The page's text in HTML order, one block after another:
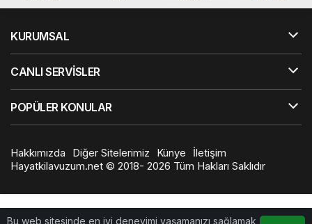
Bu web sitesinde en iyi deneyimi yaşamanızı sağlamak
KURUMSAL
CANLI SERVİSLER
POPÜLER KONULAR
Hakkımızda Diğer Sitelerimiz Künye
İletişim
Hayatkilavuzum.net © 2018- 2026 Tüm Hakları Saklıdır